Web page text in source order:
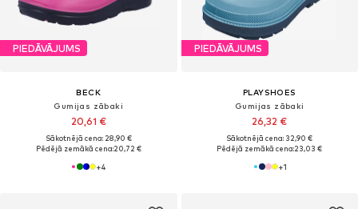
PIEDĀVĀJUMS
BECK
Gumijas zābaki
20,61 €
Sākotnējā cena: 28,90 €
Pēdējā zemākā cena:20,72 €
+4
PIEDĀVĀJUMS
PLAYSHOES
Gumijas zābaki
26,32 €
Sākotnējā cena: 32,90 €
Pēdējā zemākā cena:23,03 €
+1